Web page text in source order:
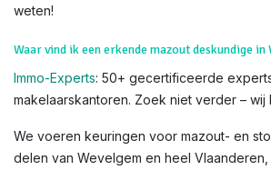
weten!
Waar vind ik een erkende mazout deskundige in
Immo-Experts: 50+ gecertificeerde
makelaarskantoren. Zoek niet verder – wij
We voeren keuringen voor mazout- en
delen van Wevelgem en heel Vlaanderen,